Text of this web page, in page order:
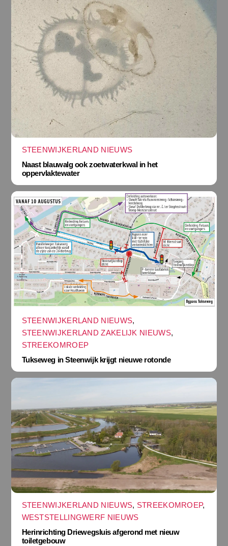
STEENWIJKERLAND NIEUWS
Naast blauwalg ook zoetwaterkwal in het
oppervlaktewater
STEENWIJKERLAND NIEUWS,
STEENWIJKERLAND ZAKELIJK NIEUWS,
STREEKOMROEP
Tukseweg in Steenwijk krijgt nieuwe rotonde
STEENWIJKERLAND NIEUWS, STREEKOMROEP,
WESTSTELLINGWERF NIEUWS
Herinrichting Driewegsluis afgerond met nieuw
toiletgebouw